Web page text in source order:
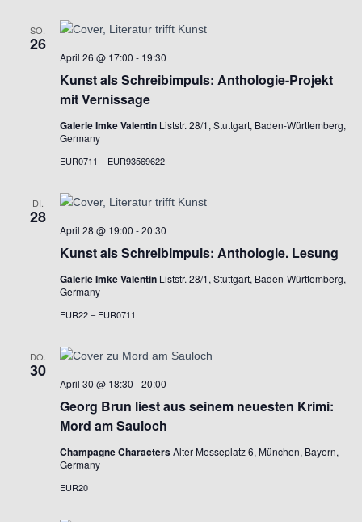
n
i
g
i
SO.
26
Kunst als Schreibimpuls: Anthologie-Projekt
mit Vernissage
April 26 @ 17:00 - 19:30
Galerie Imke Valentin Liststr. 28/1, Stuttgart, Baden-Württemberg,
Germany
EUR0711 – EUR93569622
DI.
28
Kunst als Schreibimpuls: Anthologie. Lesung
April 28 @ 19:00 -20:30
Galerie Imke Valentin Liststr. 28/1, Stuttgart, Baden-Württemberg,
Germany
EUR22 – EUR0711
DO.
30
Georg Brun liest aus seinem neuesten Krimi:
Mord am Sauloch
April 30 @ 18:30 -20:00
Champagne CharactersAlter Messeplatz 6, München, Bayern,
Germany
EUR20